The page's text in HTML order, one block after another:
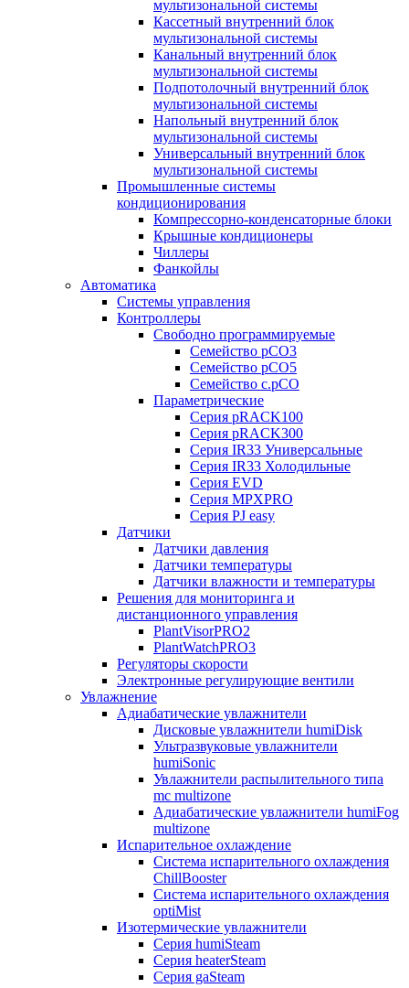
мультизональной системы
Кассетный внутренний блок
мультизональной системы
Канальный внутренний блок
мультизональной системы
Подпотолочный внутренний блок
мультизональной системы
Напольный внутренний блок
мультизональной системы
Универсальный внутренний блок
мультизональной системы
Промышленные системы
кондиционирования
Компрессорно-конденсаторные блоки
Крышные кондиционеры
Чиллеры
Фанкойлы
Автоматика
Системы управления
Контроллеры
Свободно программируемые
Семейство pCO3
Семейство pCO5
Семейство c.pCO
Параметрические
Серия pRACK100
Серия pRACK300
Серия IR33 Универсальные
Серия IR33 Холодильные
Серия EVD
Серия MPXPRO
Серия PJ easy
Датчики
Датчики давления
Датчики температуры
Датчики влажности и температуры
Решения для мониторинга и
дистанционного управления
PlantVisorPRO2
PlantWatchPRO3
Регуляторы скорости
Электронные регулирующие вентили
Увлажнение
Адиабатические увлажнители
Дисковые увлажнители humiDisk
Ультразвуковые увлажнители
humiSonic
Увлажнители распылительного типа
mc multizone
Адиабатические увлажнители humiFog
multizone
Испарительное охлаждение
Система испарительного охлаждения
ChillBooster
Система испарительного охлаждения
optiMist
Изотермические увлажнители
Серия humiSteam
Серия heaterSteam
Серия gaSteam